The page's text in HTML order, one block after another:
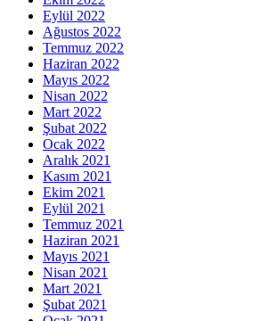
Eylül 2022
Ağustos 2022
Temmuz 2022
Haziran 2022
Mayıs 2022
Nisan 2022
Mart 2022
Şubat 2022
Ocak 2022
Aralık 2021
Kasım 2021
Ekim 2021
Eylül 2021
Temmuz 2021
Haziran 2021
Mayıs 2021
Nisan 2021
Mart 2021
Şubat 2021